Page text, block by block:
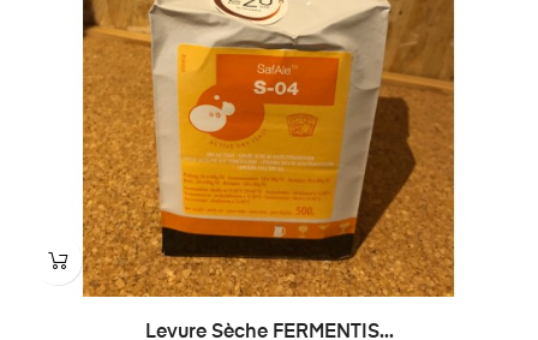
Levure Sèche FERMENTIS...